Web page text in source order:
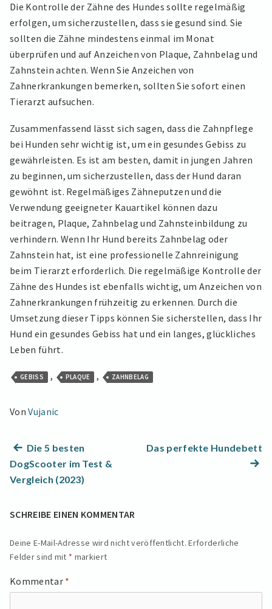
Die Kontrolle der Zähne des Hundes sollte regelmäßig
erfolgen, um sicherzustellen, dass sie gesund sind. Sie
sollten die Zähne mindestens einmal im Monat
überprüfen und auf Anzeichen von Plaque, Zahnbelag und
Zahnstein achten. Wenn Sie Anzeichen von
Zahnerkrankungen bemerken, sollten Sie sofort einen
Tierarzt aufsuchen.
Zusammenfassend lässt sich sagen, dass die Zahnpflege
bei Hunden sehr wichtig ist, um ein gesundes Gebiss zu
gewährleisten. Es ist am besten, damit in jungen Jahren
zu beginnen, um sicherzustellen, dass der Hund daran
gewöhnt ist. Regelmäßiges Zähneputzen und die
Verwendung geeigneter Kauartikel können dazu
beitragen, Plaque, Zahnbelag und Zahnsteinbildung zu
verhindern. Wenn Ihr Hund bereits Zahnbelag oder
Zahnstein hat, ist eine professionelle Zahnreinigung
beim Tierarzt erforderlich. Die regelmäßige Kontrolle der
Zähne des Hundes ist ebenfalls wichtig, um Anzeichen von
Zahnerkrankungen frühzeitig zu erkennen. Durch die
Umsetzung dieser Tipps können Sie sicherstellen, dass Ihr
Hund ein gesundes Gebiss hat und ein langes, glückliches
Leben führt.
GEBISS , PLAQUE , ZAHNBELAG
VonVujanic
Beitragsnavigation
Previous
post:
Die 5 besten
DogScooter im Test &
Vergleich (2023)
Das perfekte Hundebett
SCHREIBE EINEN KOMMENTAR
Deine E-Mail-Adresse wird nicht veröffentlicht. Erforderliche
Felder sind mit * markiert
Kommentar *